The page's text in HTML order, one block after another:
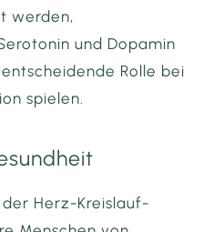
werden,
und Dopamin
Rolle bei
spielen.
Herz-Kreislauf-